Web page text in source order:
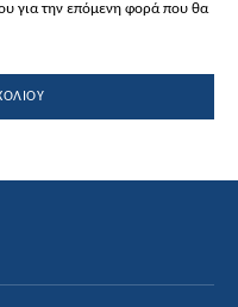
για την επόμενη φορά που θα